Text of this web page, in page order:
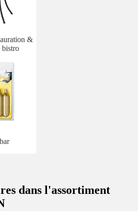
&
bistro
dans l'assortiment